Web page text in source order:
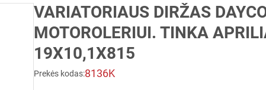
VARIATORIAUS DIRŽAS
MOTOROLERIUI. TINKA
19X10,1X815
Prekės kodas:8136K